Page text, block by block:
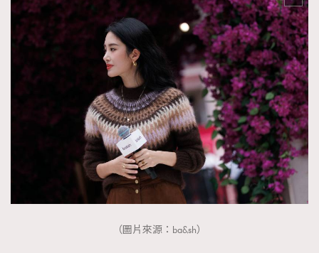
TRENDING
FashionWeek
（圖片來源：ba&sh）